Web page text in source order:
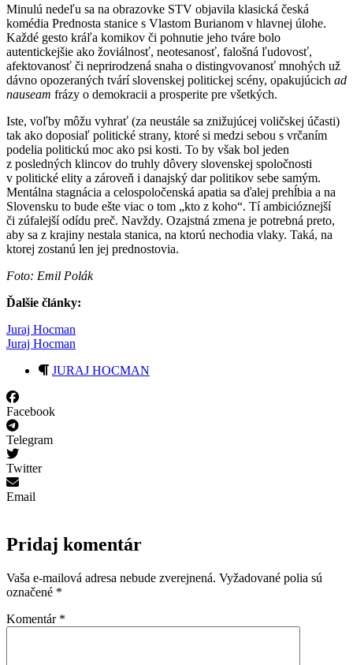
Minulú nedeľu sa na obrazovke STV objavila klasická česká
komédia Prednosta stanice s Vlastom Burianom v hlavnej úlohe.
Každé gesto kráľa komikov či pohnutie jeho tváre bolo
autentickejšie ako žoviálnosť, neotesanosť, falošná ľudovosť,
afektovanosť či neprirodzená snaha o distingvovanosť mnohých už
dávno opozeraných tvárí slovenskej politickej scény, opakujúcich ad
nauseam frázy o demokracii a prosperite pre všetkých.
Iste, voľby môžu vyhrať (za neustále sa znižujúcej voličskej účasti)
tak ako doposiaľ politické strany, ktoré si medzi sebou s vrčaním
podelia politickú moc ako psi kosti. To by však bol jeden
z posledných klincov do truhly dôvery slovenskej spoločnosti
v politické elity a zároveň i danajský dar politikov sebe samým.
Mentálna stagnácia a celospoločenská apatia sa ďalej prehĺbia a na
Slovensku to bude ešte viac o tom „kto z koho“. Tí ambicióznejší
či zúfalejší odídu preč. Navždy. Ozajstná zmena je potrebná preto,
aby sa z krajiny nestala stanica, na ktorú nechodia vlaky. Taká, na
ktorej zostanú len jej prednostovia.
Foto: Emil Polák
Ďalšie články:
Juraj Hocman
Juraj Hocman
JURAJ HOCMAN
Facebook
Telegram
Twitter
Email
Pridaj komentár
Vaša e-mailová adresa nebude zverejnená. Vyžadované polia sú
označené *
Komentár *